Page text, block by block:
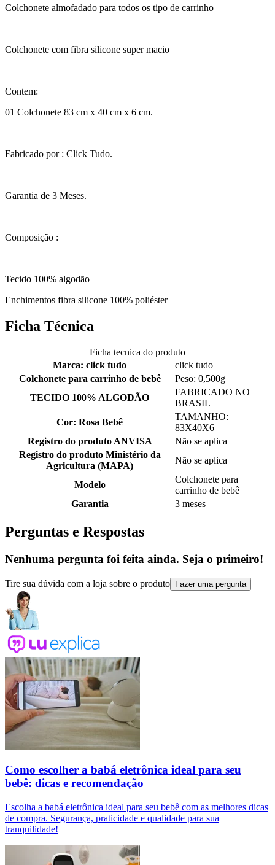
Colchonete almofadado para todos os tipo de carrinho
Colchonete com fibra silicone super macio
Contem:
01 Colchonete 83 cm x 40 cm x 6 cm.
Fabricado por : Click Tudo.
Garantia de 3 Meses.
Composição :
Tecido 100% algodão
Enchimentos fibra silicone 100% poliéster
Ficha Técnica
Ficha tecnica do produto
Marca: click tudo
click tudo
Colchonete para carrinho de bebê
Peso: 0,500g
TECIDO 100% ALGODÃO
FABRICADO NO
BRASIL
Cor: Rosa Bebê
TAMANHO:
83X40X6
Registro do produto ANVISA
Não se aplica
Registro do produto Ministério da
Agricultura (MAPA)
Não se aplica
Modelo
Colchonete para
carrinho de bebê
Garantia
3 meses
Perguntas e Respostas
Nenhuma pergunta foi feita ainda. Seja o primeiro!
Tire sua dúvida com a loja sobre o produto Fazer uma pergunta
Como escolher a babá eletrônica ideal para seu
bebê: dicas e recomendação
Escolha a babá eletrônica ideal para seu bebê com as melhores dicas
de compra. Segurança, praticidade e qualidade para sua
tranquilidade!